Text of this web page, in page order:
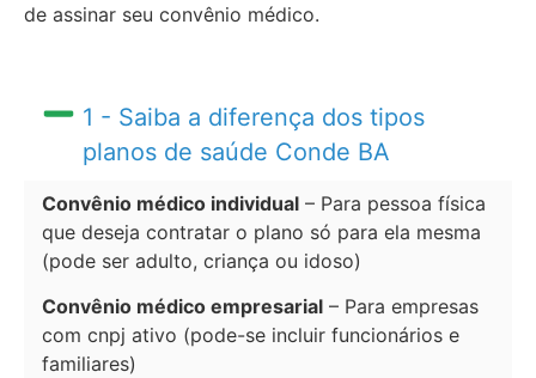
de assinar seu convênio médico.
1 - Saiba a diferença dos tipos
planos de saúde Conde BA
Convênio médico individual – Para pessoa física
que deseja contratar o plano só para ela mesma
(pode ser adulto, criança ou idoso)
Convênio médico empresarial – Para empresas
com cnpj ativo (pode-se incluir funcionários e
familiares)